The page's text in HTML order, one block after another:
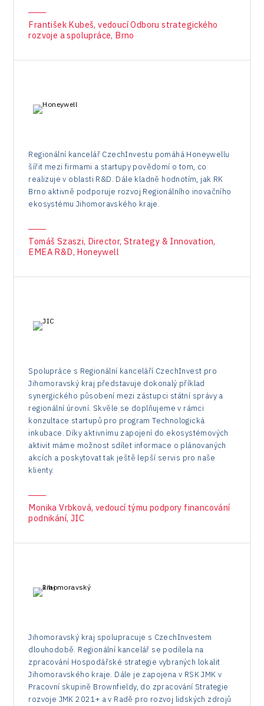
František Kubeš, vedoucí Odboru strategického
rozvoje a spolupráce, Brno
Regionální kancelář CzechInvestu pomáhá Honeywellu
šířit mezi firmami a startupy povědomí o tom, co
realizuje v oblasti R&D. Dále kladně hodnotím, jak RK
Brno aktivně podporuje rozvoj Regionálního inovačního
ekosystému Jihomoravského kraje.
Tomáš Szaszi, Director, Strategy & Innovation,
EMEA R&D, Honeywell
Spolupráce s Regionální kanceláří CzechInvest pro
Jihomoravský kraj představuje dokonalý příklad
synergického působení mezi zástupci státní správy a
regionální úrovní. Skvěle se doplňujeme v rámci
konzultace startupů pro program Technologická
inkubace. Díky aktivnímu zapojení do ekosystémových
aktivit máme možnost sdílet informace o plánovaných
akcích a poskytovat tak ještě lepší servis pro naše
klienty.
Monika Vrbková, vedoucí týmu podpory financování
podnikání, JIC
Jihomoravský kraj spolupracuje s CzechInvestem
dlouhodobě. Regionální kancelář se podílela na
zpracování Hospodářské strategie vybraných lokalit
Jihomoravského kraje. Dále je zapojena v RSK JMK v
Pracovní skupině Brownfieldy, do zpracování Strategie
rozvoje JMK 2021+ a v Radě pro rozvoj lidských zdrojů